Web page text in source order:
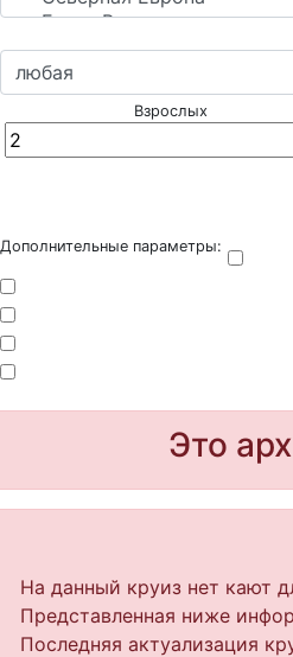
Взрослых
Дополнительные параметры:
Это
На данный круиз нет кают
Представленная ниже
Последняя актуализация